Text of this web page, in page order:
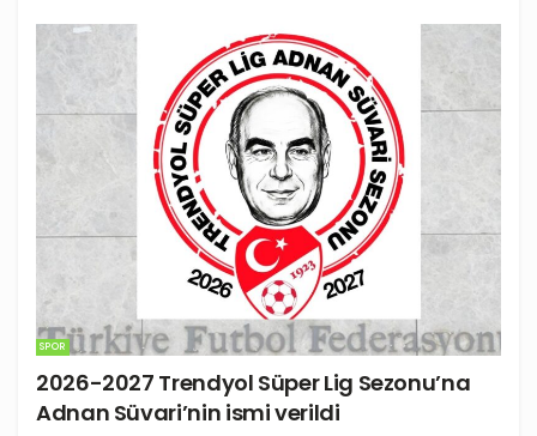
SPOR
2026-2027 Trendyol Süper Lig Sezonu’na
Adnan Süvari’nin ismi verildi